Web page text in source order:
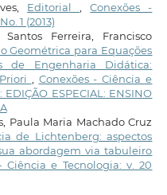
Editorial,Conexões -
1 (2013)
Ferreira, Francisco
Geométrica para Equações
de Engenharia Didática:
, Conexões - Ciência e
ESPECIAL: ENSINO
Paula Maria Machado Cruz
de Lichtenberg: aspectos
abordagem via tabuleiro
Ciência e Tecnologia: v. 20